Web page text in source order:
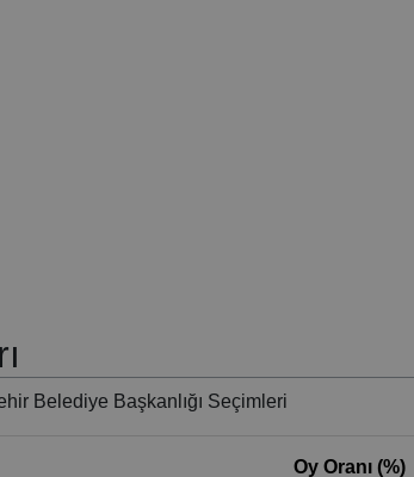
Belediye Başkanlığı Seçimleri
Oy Oranı (%)